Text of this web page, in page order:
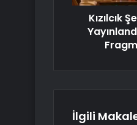
Kızılcık
İlgili